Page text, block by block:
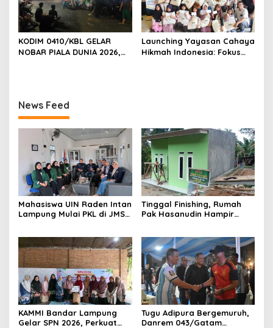
KODIM 0410/KBL GELAR
NOBAR PIALA DUNIA 2026,
Launching Yayasan Cahaya
Hikmah Indonesia: Fokus
News Feed
Mahasiswa UIN Raden Intan
Lampung Mulai PKL di JMSI
Tinggal Finishing, Rumah
Pak Hasanudin Hampir
Membangun Desa)
KAMMI Bandar Lampung
Gelar SPN 2026, Perkuat
Tugu Adipura Bergemuruh,
Danrem 043/Gatam